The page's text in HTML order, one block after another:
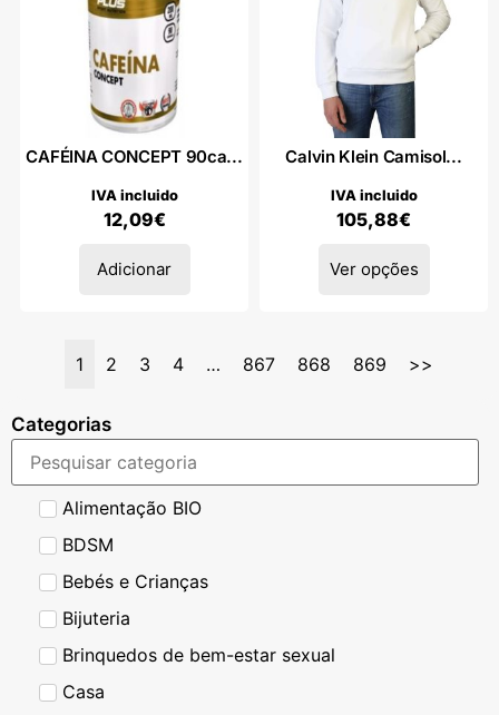
Categorias
Alimentação BIO
BDSM
Bebés e Crianças
Bijuteria
Brinquedos de bem-estar sexual
Casa
CAFÉINA CONCEPT 90ca...
12,09€
IVA incluido
Adicionar
Calvin Klein Camisol...
105,88€
IVA incluido
Ver opções
1 2 3 4 … 867 868 869 >>